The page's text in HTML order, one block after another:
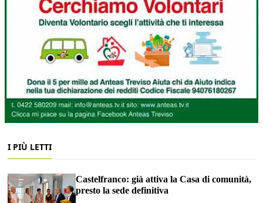
I PIÙ LETTI
Castelfranco: già attiva la Casa di comunità,
presto la sede definitiva